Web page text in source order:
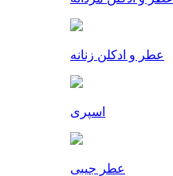
عطر و ادکلن زنانه
اسپری
عطر جیبی